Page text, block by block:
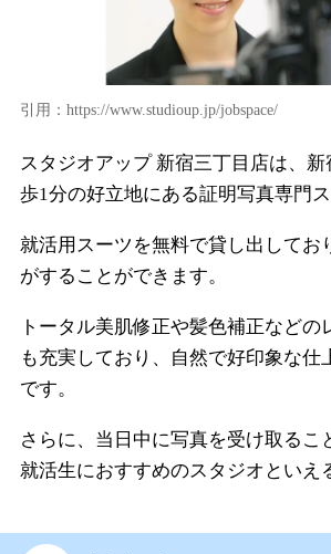
引用：https://www.studioup.jp/jobspace/
スタジオアップ 新宿三丁目店は、
歩1分の好立地にある証明写真専門ス
就活用スーツを無料で貸し出してお
がすることができます。
トータル美肌修正や髪色補正などの
も充実しており、自然で好印象な仕
です。
さらに、当日中に写真を受け取るこ
就活生におすすめのスタジオといえ